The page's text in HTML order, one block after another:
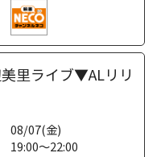
美里ライブ▼ALリリ
08/07(金)
19:00～22:00